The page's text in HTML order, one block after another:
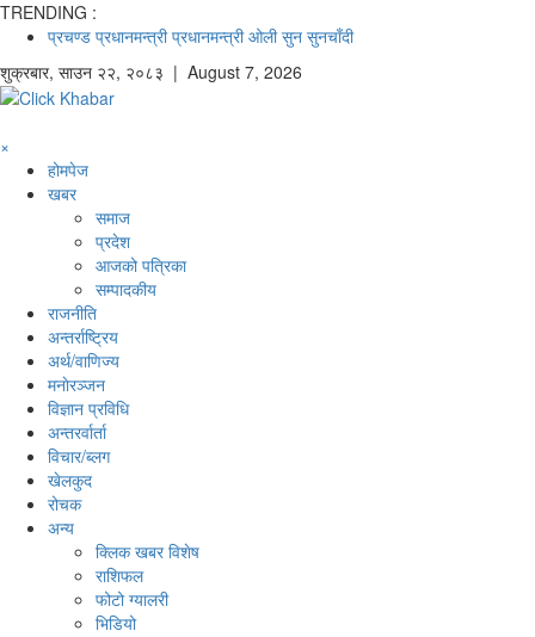
TRENDING :
प्रचण्ड प्रधानमन्त्री प्रधानमन्त्री ओली सुन सुनचाँदी
शुक्रबार, साउन २२, २०८३ | August 7, 2026
×
होमपेज
खबर
समाज
प्रदेश
आजको पत्रिका
सम्पादकीय
राजनीति
अन्तर्राष्ट्रिय
अर्थ/वाणिज्य
मनाेरञ्जन
विज्ञान प्रविधि
अन्तरर्वार्ता
विचार/ब्लग
खेलकुद
रोचक
अन्य
क्लिक खबर विशेष
राशिफल
फोटो ग्यालरी
भिडियो